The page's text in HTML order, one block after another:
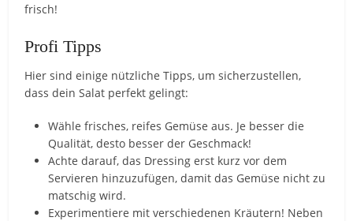
frisch!
Profi Tipps
Hier sind einige nützliche Tipps, um sicherzustellen,
dass dein Salat perfekt gelingt:
Wähle frisches, reifes Gemüse aus. Je besser die
Qualität, desto besser der Geschmack!
Achte darauf, das Dressing erst kurz vor dem
Servieren hinzuzufügen, damit das Gemüse nicht zu
matschig wird.
Experimentiere mit verschiedenen Kräutern! Neben